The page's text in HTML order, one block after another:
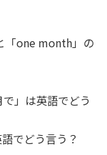
「one month」の
」は英語でどう
でどう言う？